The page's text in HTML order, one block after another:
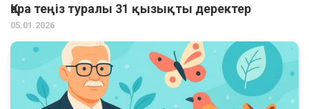
Қара теңіз туралы 31 қызықты деректер
05.01.2026